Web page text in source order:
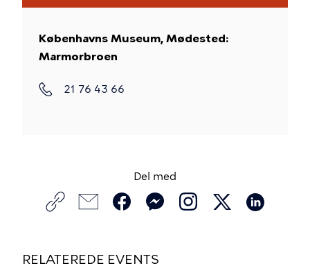
Københavns Museum, Mødested:
Marmorbroen
21 76 43 66
Del med
RELATEREDE EVENTS